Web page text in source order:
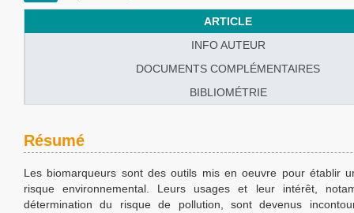
ARTICLE
INFO AUTEUR
DOCUMENTS COMPLÉMENTAIRES
BIBLIOMÉTRIE
Résumé
Les biomarqueurs sont des outils mis en oeuvre pour établir
risque environnemental. Leurs usages et leur intérêt,
détermination du risque de pollution, sont devenus